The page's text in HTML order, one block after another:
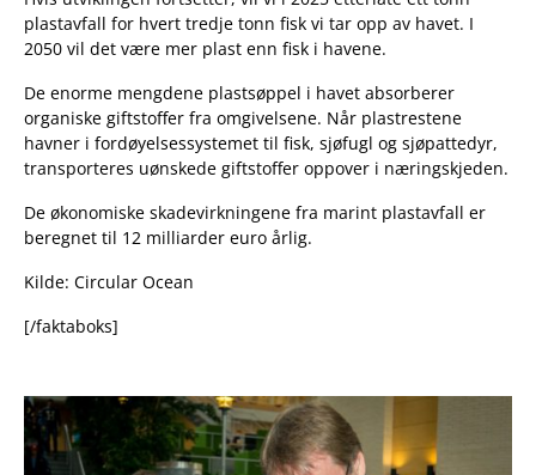
plastavfall for hvert tredje tonn fisk vi tar opp av havet. I
2050 vil det være mer plast enn fisk i havene.
De enorme mengdene plastsøppel i havet absorberer
organiske giftstoffer fra omgivelsene. Når plastrestene
havner i fordøyelsessystemet til fisk, sjøfugl og sjøpattedyr,
transporteres uønskede giftstoffer oppover i næringskjeden.
De økonomiske skadevirkningene fra marint plastavfall er
beregnet til 12 milliarder euro årlig.
Kilde: Circular Ocean
[/faktaboks]